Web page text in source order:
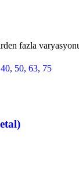
fazla
40, 50, 63, 75